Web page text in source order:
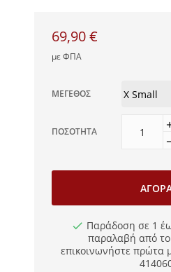
69,90 €
με ΦΠΑ
ΜΈΓΕΘΟΣ
ΠΟΣΌΤΗΤΑ
Παράδοση σε 1
παραλαβή από
επικοινωνήστε πρώτα